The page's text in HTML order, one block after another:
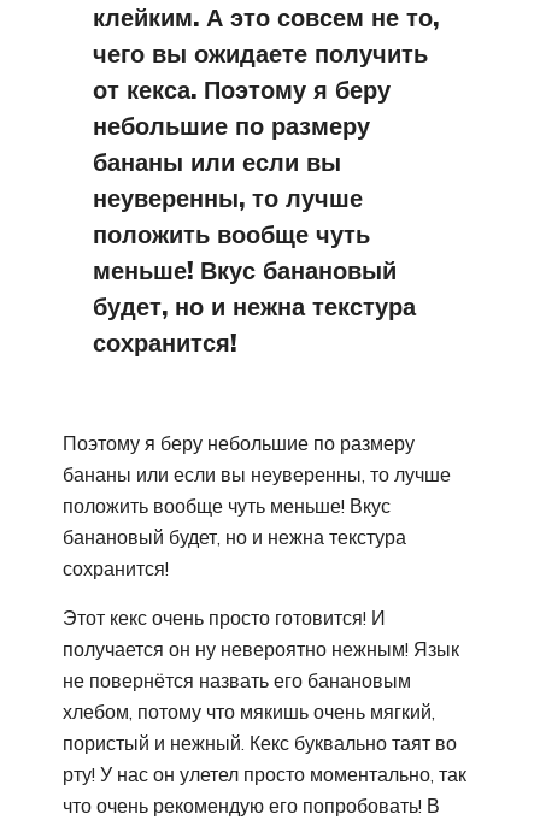
клейким. А это совсем не то,
чего вы ожидаете получить
от кекса. Поэтому я беру
небольшие по размеру
бананы или если вы
неуверенны, то лучше
положить вообще чуть
меньше! Вкус банановый
будет, но и нежна текстура
сохранится!
Поэтому я беру небольшие по размеру
бананы или если вы неуверенны, то лучше
положить вообще чуть меньше! Вкус
банановый будет, но и нежна текстура
сохранится!
Этот кекс очень просто готовится! И
получается он ну невероятно нежным! Язык
не повернётся назвать его банановым
хлебом, потому что мякишь очень мягкий,
пористый и нежный. Кекс буквально таят во
рту! У нас он улетел просто моментально, так
что очень рекомендую его попробовать! В